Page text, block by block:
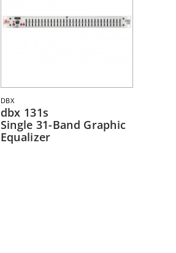
DBX
dbx 131s
Single 31-Band Graphic
Equalizer